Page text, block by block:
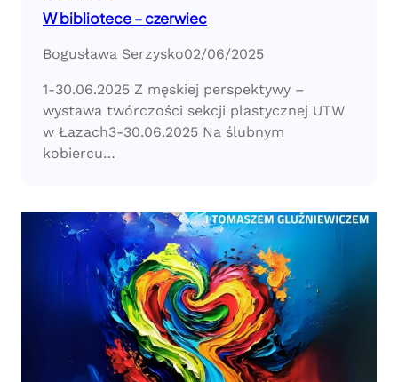
W bibliotece – czerwiec
Bogusława Serzysko02/06/2025
1-30.06.2025 Z męskiej perspektywy –
wystawa twórczości sekcji plastycznej UTW
w Łazach3-30.06.2025 Na ślubnym
kobiercu…